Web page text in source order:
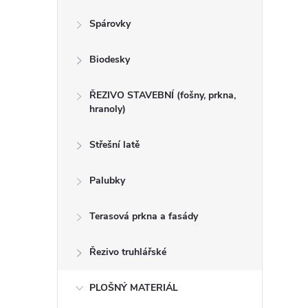
Spárovky
Biodesky
ŘEZIVO STAVEBNÍ (fošny, prkna,
hranoly)
Střešní latě
Palubky
Terasová prkna a fasády
Řezivo truhlářské
PLOŠNÝ MATERIÁL